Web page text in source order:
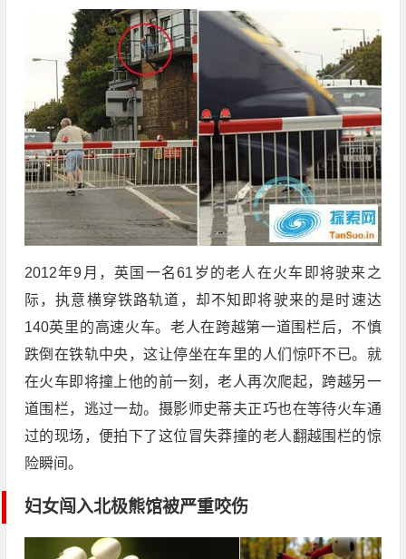
2012年9月，英国一名61岁的老人在火车即将驶来之
际，执意横穿铁路轨道，却不知即将驶来的是时速达
140英里的高速火车。老人在跨越第一道围栏后，不慎
跌倒在铁轨中央，这让停坐在车里的人们惊吓不已。就
在火车即将撞上他的前一刻，老人再次爬起，跨越另一
道围栏，逃过一劫。摄影师史蒂夫正巧也在等待火车通
过的现场，便拍下了这位冒失莽撞的老人翻越围栏的惊
险瞬间。
妇女闯入北极熊馆被严重咬伤